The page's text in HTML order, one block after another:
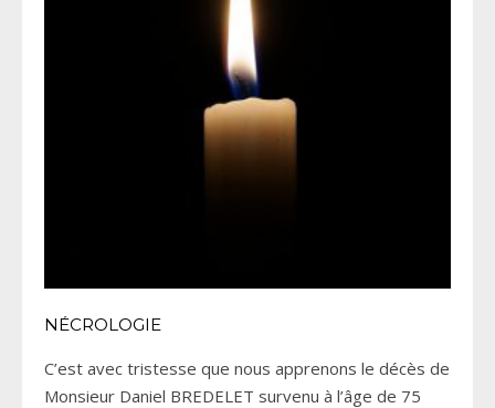
NÉCROLOGIE
C’est avec tristesse que nous apprenons le décès de
Monsieur Daniel BREDELET survenu à l’âge de 75